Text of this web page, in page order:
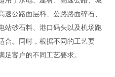
河南安阳安丰乡碎石制砂生产线
100
公路面层料、公路路面碎石、
站砂石料、港口码头以及机场跑
合。同时，根据不同的工艺要
客户的不同工艺要求。